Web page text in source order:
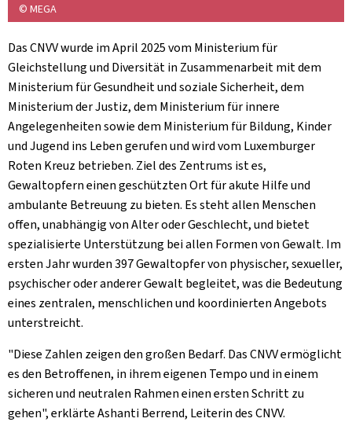
© MEGA
Das CNVV wurde im April 2025 vom Ministerium für
Gleichstellung und Diversität in Zusammenarbeit mit dem
Ministerium für Gesundheit und soziale Sicherheit, dem
Ministerium der Justiz, dem Ministerium für innere
Angelegenheiten sowie dem Ministerium für Bildung, Kinder
und Jugend ins Leben gerufen und wird vom Luxemburger
Roten Kreuz betrieben. Ziel des Zentrums ist es,
Gewaltopfern einen geschützten Ort für akute Hilfe und
ambulante Betreuung zu bieten. Es steht allen Menschen
offen, unabhängig von Alter oder Geschlecht, und bietet
spezialisierte Unterstützung bei allen Formen von Gewalt. Im
ersten Jahr wurden 397 Gewaltopfer von physischer, sexueller,
psychischer oder anderer Gewalt begleitet, was die Bedeutung
eines zentralen, menschlichen und koordinierten Angebots
unterstreicht.
"Diese Zahlen zeigen den großen Bedarf. Das CNVV ermöglicht
es den Betroffenen, in ihrem eigenen Tempo und in einem
sicheren und neutralen Rahmen einen ersten Schritt zu
gehen", erklärte Ashanti Berrend, Leiterin des CNVV.